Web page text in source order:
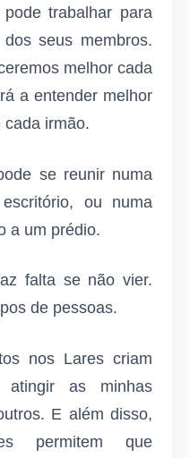
trabalhar para
seus membros.
melhor cada
a entender melhor
irmão.
se reunir numa
ou numa
a um prédio.
falta se não vier.
de pessoas.
nos Lares criam
atingir as minhas
E além disso,
permitem que